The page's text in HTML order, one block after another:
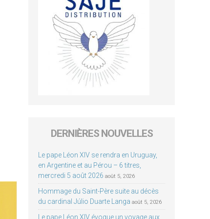
DERNIÈRES NOUVELLES
Le pape Léon XIV se rendra en Uruguay,
en Argentine et au Pérou – 6 titres,
mercredi 5 août 2026 août 5, 2026
Hommage du Saint-Père suite au décès
du cardinal Júlio Duarte Langa août 5, 2026
Le pape Léon XIV évoque un voyage aux